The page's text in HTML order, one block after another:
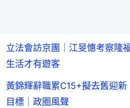
立法會訪京團｜江旻憓考察隆
生活才有遊客
黃錦輝辭職累C15+擬去舊迎
目標｜政圈風聲